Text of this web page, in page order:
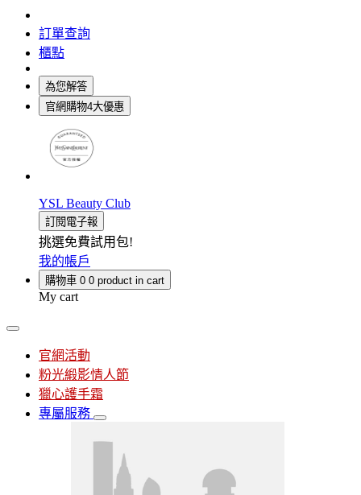
訂單查詢
櫃點
為您解答
官網購物4大優惠
YSL Beauty Club
訂閱電子報
挑選免費試用包!
我的帳戶
購物車 0 0 product in cart
My cart
官網活動
粉光緞影情人節
獵心護手霜
專屬服務